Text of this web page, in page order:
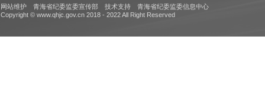
网站维护 青海省纪委监委宣传部 技术支持 青海省纪委监委信息中心
Copyright © www.qhjc.gov.cn 2018 - 2022 All Right Reserved